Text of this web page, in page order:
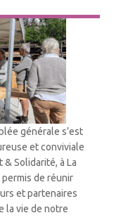
générale s’est
et conviviale
& Solidarité, à La
de réunir
et partenaires
la vie de notre